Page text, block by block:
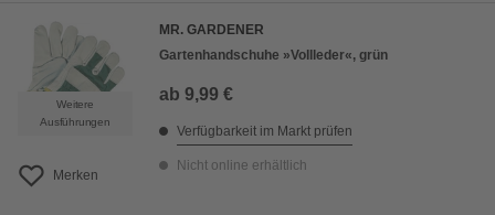
Weitere
Ausführungen
Merken
MR. GARDENER
Gartenhandschuhe »Vollleder«, grün
ab 9,99 €
Verfügbarkeit im Markt prüfen
Nicht online erhältlich